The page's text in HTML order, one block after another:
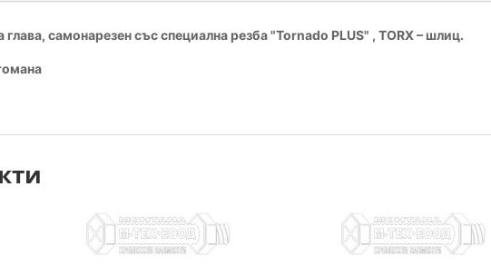
глава, самонарезен със специална резба "Tornado PLUS" , TORX – шлиц.